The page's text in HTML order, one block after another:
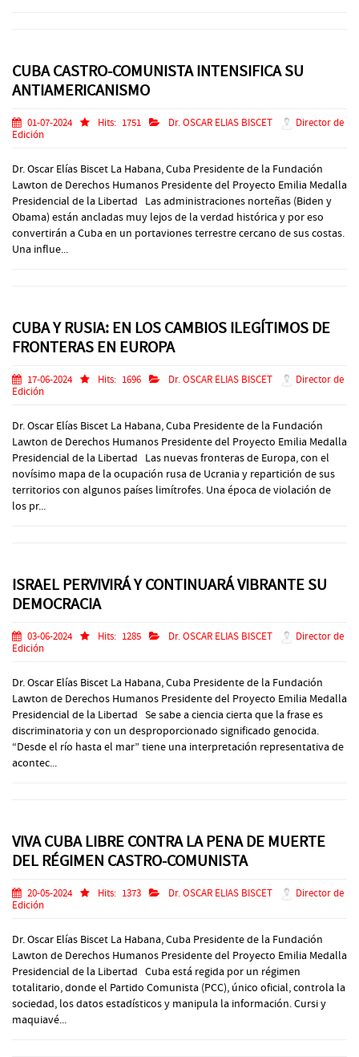
CUBA CASTRO-COMUNISTA INTENSIFICA SU
ANTIAMERICANISMO
01-07-2024 Hits: 1751 Dr. OSCAR ELIAS BISCET
Director de
Edición
Dr. Oscar Elías Biscet La Habana, Cuba Presidente de la Fundación
Lawton de Derechos Humanos Presidente del Proyecto Emilia Medalla
Presidencial de la Libertad Las administraciones norteñas (Biden y
Obama) están ancladas muy lejos de la verdad histórica y por eso
convertirán a Cuba en un portaviones terrestre cercano de sus costas.
Una influe...
CUBA Y RUSIA: EN LOS CAMBIOS ILEGÍTIMOS DE
FRONTERAS EN EUROPA
17-06-2024 Hits: 1696 Dr. OSCAR ELIAS BISCET
Director de
Edición
Dr. Oscar Elías Biscet La Habana, Cuba Presidente de la Fundación
Lawton de Derechos Humanos Presidente del Proyecto Emilia Medalla
Presidencial de la Libertad Las nuevas fronteras de Europa, con el
novísimo mapa de la ocupación rusa de Ucrania y repartición de sus
territorios con algunos países limítrofes. Una época de violación de
los pr...
ISRAEL PERVIVIRÁ Y CONTINUARÁ VIBRANTE SU
DEMOCRACIA
03-06-2024 Hits: 1285 Dr. OSCAR ELIAS BISCET
Director de
Edición
Dr. Oscar Elías Biscet La Habana, Cuba Presidente de la Fundación
Lawton de Derechos Humanos Presidente del Proyecto Emilia Medalla
Presidencial de la Libertad Se sabe a ciencia cierta que la frase es
discriminatoria y con un desproporcionado significado genocida.
“Desde el río hasta el mar” tiene una interpretación representativa de
acontec...
VIVA CUBA LIBRE CONTRA LA PENA DE MUERTE
DEL RÉGIMEN CASTRO-COMUNISTA
20-05-2024 Hits: 1373 Dr. OSCAR ELIAS BISCET
Director de
Edición
Dr. Oscar Elías Biscet La Habana, Cuba Presidente de la Fundación
Lawton de Derechos Humanos Presidente del Proyecto Emilia Medalla
Presidencial de la Libertad Cuba está regida por un régimen
totalitario, donde el Partido Comunista (PCC), único oficial, controla la
sociedad, los datos estadísticos y manipula la información. Cursi y
maquiavé...